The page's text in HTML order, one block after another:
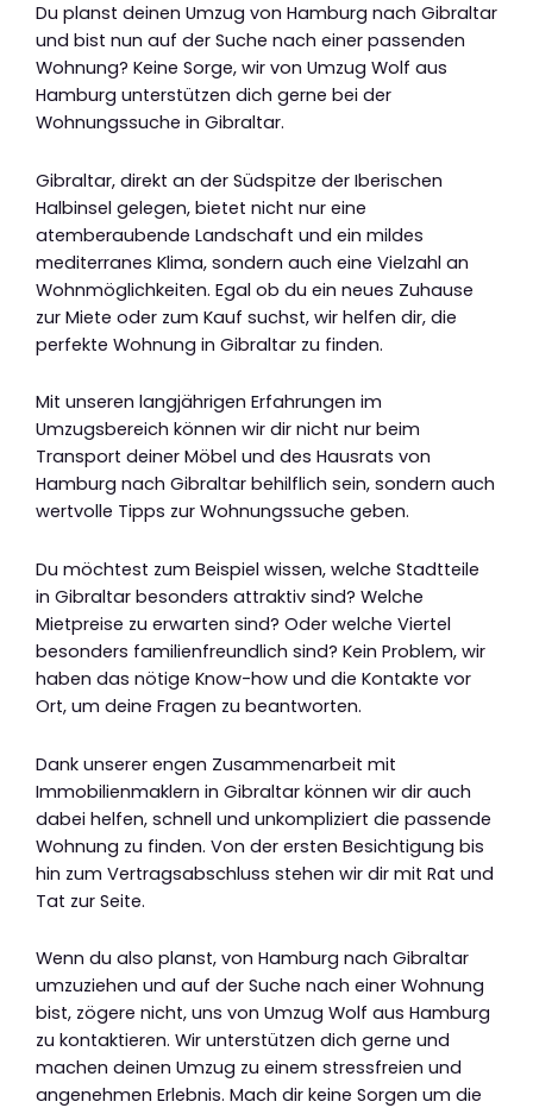
Du planst deinen Umzug von Hamburg nach Gibraltar
und bist nun auf der Suche nach einer passenden
Wohnung? Keine Sorge, wir von Umzug Wolf aus
Hamburg unterstützen dich gerne bei der
Wohnungssuche in Gibraltar.
Gibraltar, direkt an der Südspitze der Iberischen
Halbinsel gelegen, bietet nicht nur eine
atemberaubende Landschaft und ein mildes
mediterranes Klima, sondern auch eine Vielzahl an
Wohnmöglichkeiten. Egal ob du ein neues Zuhause
zur Miete oder zum Kauf suchst, wir helfen dir, die
perfekte Wohnung in Gibraltar zu finden.
Mit unseren langjährigen Erfahrungen im
Umzugsbereich können wir dir nicht nur beim
Transport deiner Möbel und des Hausrats von
Hamburg nach Gibraltar behilflich sein, sondern auch
wertvolle Tipps zur Wohnungssuche geben.
Du möchtest zum Beispiel wissen, welche Stadtteile
in Gibraltar besonders attraktiv sind? Welche
Mietpreise zu erwarten sind? Oder welche Viertel
besonders familienfreundlich sind? Kein Problem, wir
haben das nötige Know-how und die Kontakte vor
Ort, um deine Fragen zu beantworten.
Dank unserer engen Zusammenarbeit mit
Immobilienmaklern in Gibraltar können wir dir auch
dabei helfen, schnell und unkompliziert die passende
Wohnung zu finden. Von der ersten Besichtigung bis
hin zum Vertragsabschluss stehen wir dir mit Rat und
Tat zur Seite.
Wenn du also planst, von Hamburg nach Gibraltar
umzuziehen und auf der Suche nach einer Wohnung
bist, zögere nicht, uns von Umzug Wolf aus Hamburg
zu kontaktieren. Wir unterstützen dich gerne und
machen deinen Umzug zu einem stressfreien und
angenehmen Erlebnis. Mach dir keine Sorgen um die